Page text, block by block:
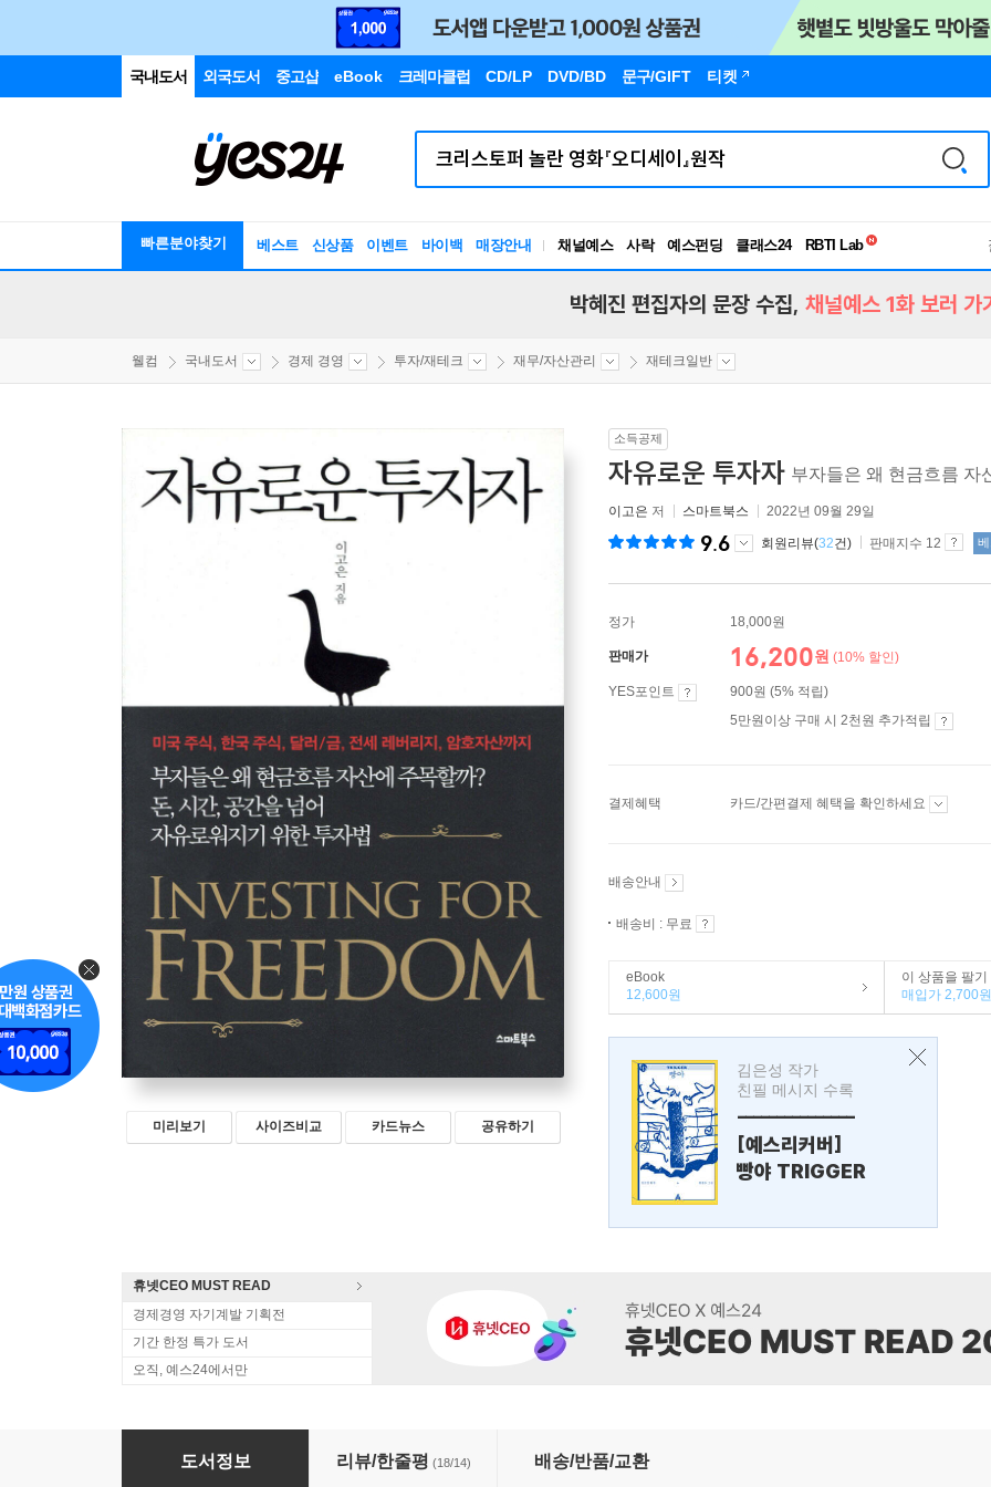
국내도서 외국도서 중고샵 eBook 크레마클럽 CD/LP DVD/BD 문구/GIFT 티켓
빠른분야찾기 베스트 신상품 이벤트 바이백 매장안내 채널예스 사락 예스펀딩 클래스24
RBTI Lab
독서유형검사
박혜진 편집자의 문장 수집, 채널예스 1화 보러 가
웰컴 국내도서 경제 경영 투자/재테크 재무/자산관리 재테크일반
미리보기 사이즈비교 카드뉴스 공유하기
소득공제
자유로운 투자자 부자들은 왜 현금흐름 자
이고은 저 스마트북스 2022년 09월 29일
9.6 회원리뷰(32건) 판매지수 12
정가 18,000원
판매가 16,200원 (10% 할인)
YES포인트
900원 (5% 적립)
5만원이상 구매 시 2천원 추가적립
결제혜택 카드/간편결제 혜택을 확인하세요
배송안내
배송비 : 무료
eBook
12,600원
이 상품을 팔기
매입가 2,700원
김은성 작가
친필 메시지 수록
---------------
[예스리커버]
빵야 TRIGGER
휴넷CEO MUST READ
경제경영 자기계발 기획전
기간 한정 특가 도서
오직, 예스24에서만
자유로운 투자자
도서정보 리뷰/한줄평 (18/14) 배송/반품/교환